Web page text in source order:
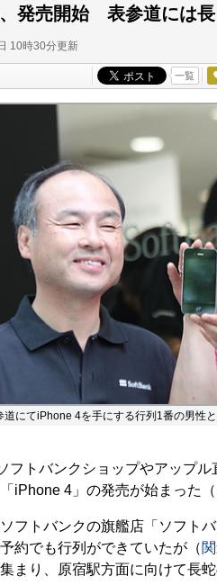
発売開始 表参道には長
10時30分更新
一覧
道にてiPhone 4を手にする行列1番の男性
トバンクショップやアップル
iPhone 4」の発売が始まった
フトバンクの旗艦店「ソフト
約でも行列ができていたが（
まり、原宿駅方面に向けて長蛇